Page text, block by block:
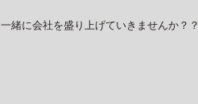
一緒に会社を盛り上げていきませんか？？